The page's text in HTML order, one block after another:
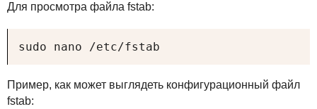
Для просмотра файла fstab:
sudo nano /etc/fstab
Пример, как может выглядеть конфигурационный файл
fstab: